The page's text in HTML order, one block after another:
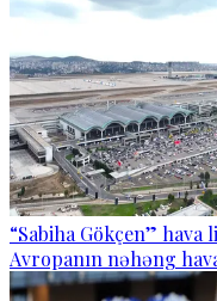
“Sabiha Gökçen” hava
Avropanın nəhəng